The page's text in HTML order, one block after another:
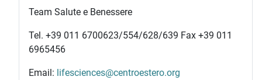
Team Salute e Benessere
Tel. +39 011 6700623/554/628/639 Fax +39 011
6965456
Email: lifesciences@centroestero.org